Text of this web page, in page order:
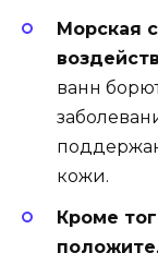
Морская
ванн
кожи.
Кроме